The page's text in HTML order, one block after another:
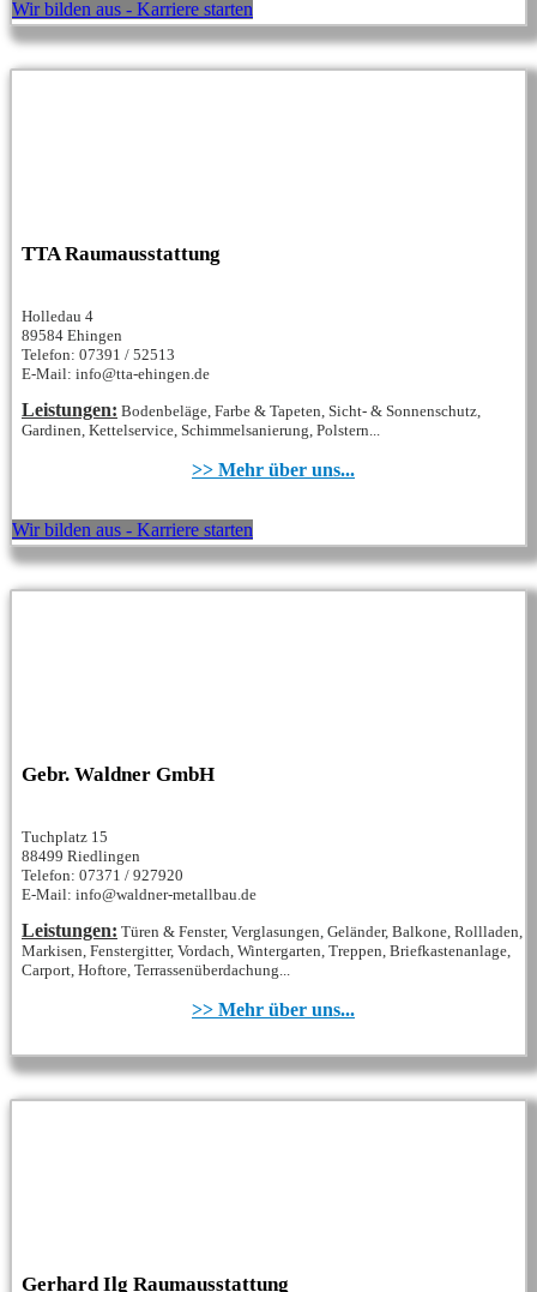
Wir bilden aus - Karriere starten
TTA Raumausstattung
Holledau 4
89584 Ehingen
Telefon: 07391 / 52513
E-Mail: info@tta-ehingen.de
Leistungen: Bodenbeläge, Farbe & Tapeten, Sicht- & Sonnenschutz,
Gardinen, Kettelservice, Schimmelsanierung, Polstern...
>> Mehr über uns...
Wir bilden aus - Karriere starten
Gebr. Waldner GmbH
Tuchplatz 15
88499 Riedlingen
Telefon: 07371 / 927920
E-Mail: info@waldner-metallbau.de
Leistungen: Türen & Fenster, Verglasungen, Geländer, Balkone, Rollladen,
Markisen, Fenstergitter, Vordach, Wintergarten, Treppen, Briefkastenanlage,
Carport, Hoftore, Terrassenüberdachung...
>> Mehr über uns...
Gerhard Ilg Raumausstattung